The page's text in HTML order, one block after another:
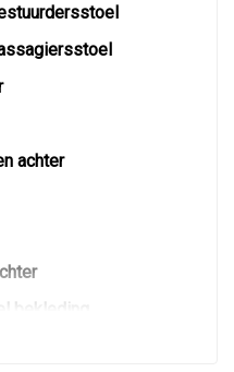
achter
bekleding